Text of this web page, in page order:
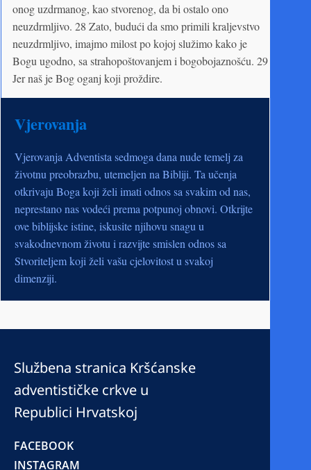
onog uzdrmanog, kao stvorenog, da bi ostalo ono
neuzdrmljivo. 28 Zato, budući da smo primili kraljevstvo
neuzdrmljivo, imajmo milost po kojoj služimo kako je
Bogu ugodno, sa strahopoštovanjem i bogobojaznošću. 29
Jer naš je Bog oganj koji proždire.
Vjerovanja
Vjerovanja Adventista sedmoga dana nude temelj za
životnu preobrazbu, utemeljen na Bibliji. Ta učenja
otkrivaju Boga koji želi imati odnos sa svakim od nas,
neprestano nas vodeći prema potpunoj obnovi. Otkrijte
ove biblijske istine, iskusite njihovu snagu u
svakodnevnom životu i razvijte smislen odnos sa
Stvoriteljem koji želi vašu cjelovitost u svakoj
dimenziji.
Službena stranica Kršćanske
adventističke crkve u
Republici Hrvatskoj
FACEBOOK
INSTAGRAM